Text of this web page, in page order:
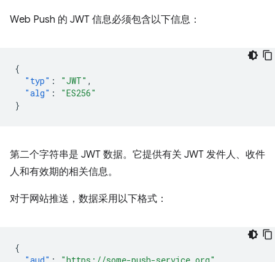
Web Push 的 JWT 信息必须包含以下信息：
{
"typ" : "JWT" ,
"alg" :
"ES256"
}
第二个字符串是 JWT 数据。它提供有关 JWT 发件人、收件
人和有效期的相关信息。
对于网站推送，数据采用以下格式：
{